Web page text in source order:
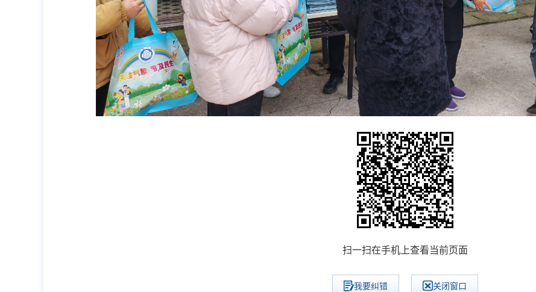
扫一扫在手机上查看当前页面
我要纠错 关闭窗口